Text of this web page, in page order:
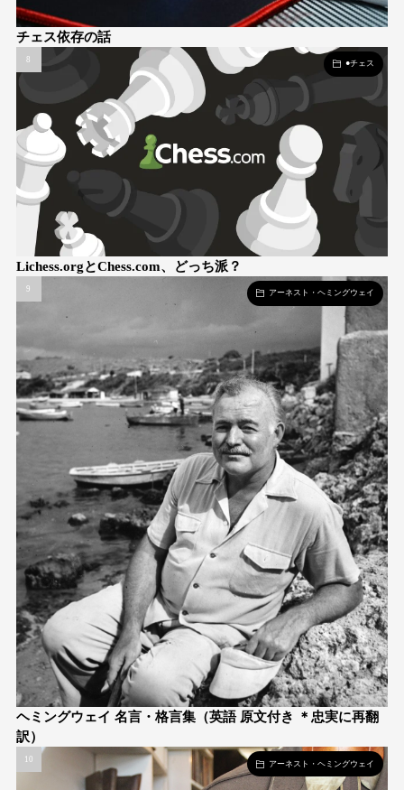
チェス依存の話
●チェス
Lichess.orgとChess.com、どっち派？
アーネスト・ヘミングウェイ
ヘミングウェイ 名言・格言集（英語 原文付き ＊忠実に再翻
訳）
アーネスト・ヘミングウェイ